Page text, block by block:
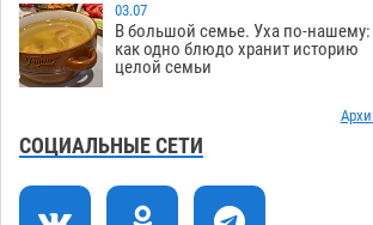
14:09
С 11 августа астраханские водоемы
обеспечат притоком в семь тысяч
кубов
13:29
Астраханский аэропорт попробует
суде
03.07
В большой семье. Уха по-нашему:
как одно блюдо хранит историю
целой семьи
СОЦИАЛЬНЫЕ СЕТИ